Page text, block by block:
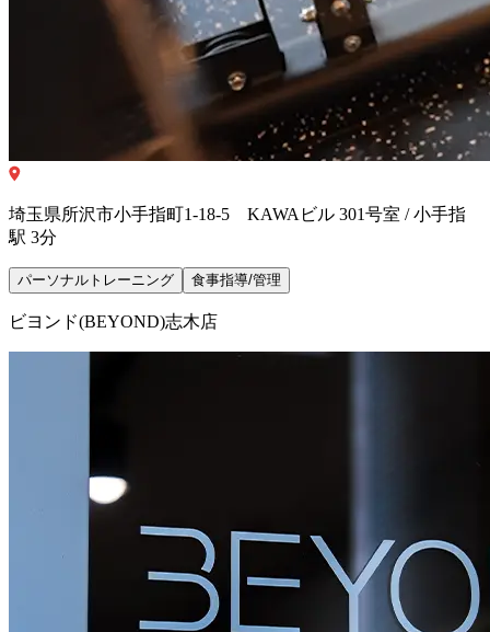
埼玉県所沢市小手指町1-18-5 KAWAビル 301号室 / 小手指
駅 3分
パーソナルトレーニング 食事指導/管理
ビヨンド(BEYOND)志木店